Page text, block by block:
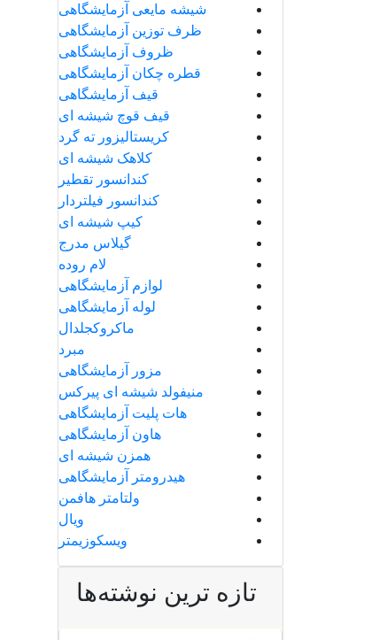
شیشه مایعی آزمایشگاهی
ظرف توزین آزمایشگاهی
ظروف آزمایشگاهی
قطره چکان آزمایشگاهی
قیف آزمایشگاهی
قیف قوچ شیشه ای
کریستالیزور ته گرد
کلاهک شیشه ای
کندانسور تقطیر
کندانسور فیلتردار
کیپ شیشه ای
گیلاس مدرج
لام روده
لوازم آزمایشگاهی
لوله آزمایشگاهی
ماکروکجلدال
مبرد
مزور آزمایشگاهی
منیفولد شیشه ای پیرکس
هات پلیت آزمایشگاهی
هاون آزمایشگاهی
همزن شیشه ای
هیدرومتر آزمایشگاهی
ولتامتر هافمن
ویال
ویسکوزیمتر
تازه ترین نوشته‌ها